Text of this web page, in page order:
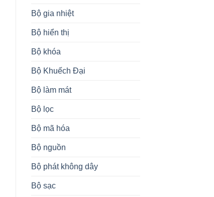
Bộ gia nhiệt
Bộ hiển thị
Bộ khóa
Bộ Khuếch Đại
Bộ làm mát
Bộ lọc
Bộ mã hóa
Bộ nguồn
Bộ phát không dây
Bộ sạc